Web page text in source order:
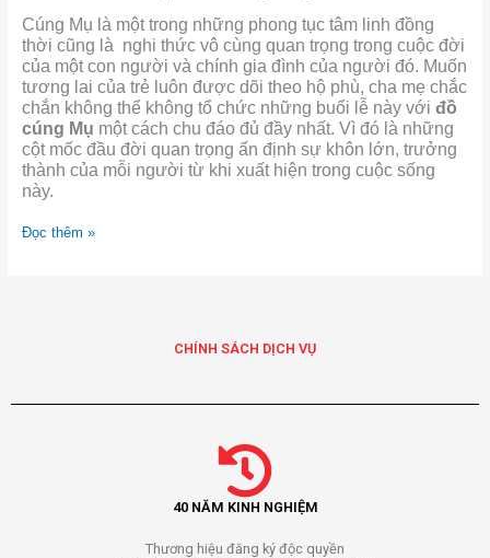
Cúng Mụ là một trong những phong tục tâm linh đồng
thời cũng là nghi thức vô cùng quan trọng trong cuộc đời
của một con người và chính gia đình của người đó. Muốn
tương lai của trẻ luôn được dõi theo hộ phù, cha mẹ chắc
chắn không thể không tổ chức những buổi lễ này với đồ
cúng Mụ một cách chu đáo đủ đầy nhất. Vì đó là những
cột mốc đầu đời quan trọng ấn định sự khôn lớn, trưởng
thành của mỗi người từ khi xuất hiện trong cuộc sống
này.
Đọc thêm »
CHÍNH SÁCH DỊCH VỤ
40 NĂM KINH NGHIỆM
Thương hiệu đăng ký độc quyền